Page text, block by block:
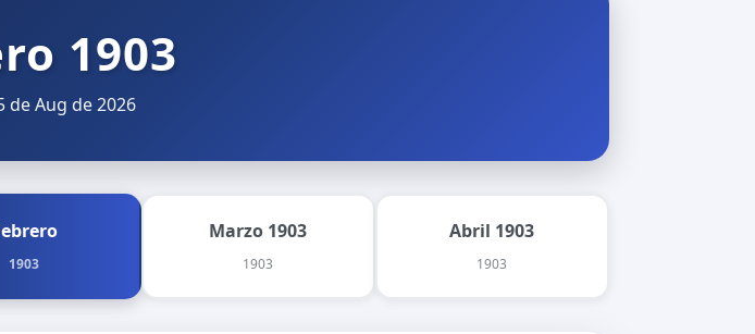
1903
de Aug de 2026
1903
Marzo 1903
1903
Abril 1903
1903